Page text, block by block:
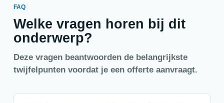
FAQ
Welke vragen horen bij dit
onderwerp?
Deze vragen beantwoorden de belangrijkste
twijfelpunten voordat je een offerte aanvraagt.